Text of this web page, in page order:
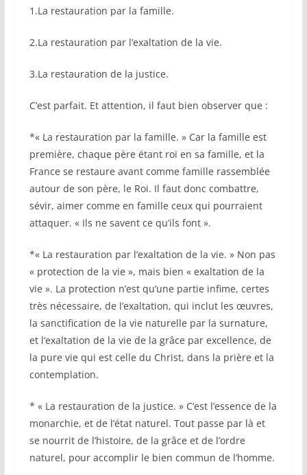
1.La restauration par la famille.
2.La restauration par l’exaltation de la vie.
3.La restauration de la justice.
C’est parfait. Et attention, il faut bien observer que :
*« La restauration par la famille. » Car la famille est
première, chaque père étant roi en sa famille, et la
France se restaure avant comme famille rassemblée
autour de son père, le Roi. Il faut donc combattre,
sévir, aimer comme en famille ceux qui pourraient
attaquer. « Ils ne savent ce qu’ils font ».
*« La restauration par l’exaltation de la vie. » Non pas
« protection de la vie », mais bien « exaltation de la
vie ». La protection n’est qu’une partie infime, certes
très nécessaire, de l’exaltation, qui inclut les œuvres,
la sanctification de la vie naturelle par la surnature,
et l’exaltation de la vie de la grâce par excellence, de
la pure vie qui est celle du Christ, dans la prière et la
contemplation.
* « La restauration de la justice. » C’est l’essence de la
monarchie, et de l’état naturel. Tout passe par là et
se nourrit de l’histoire, de la grâce et de l’ordre
naturel, pour accomplir le bien commun de l’homme.